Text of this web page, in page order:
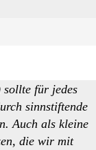
sollte für jedes
sinnstiftende
Auch als kleine
die wir mit